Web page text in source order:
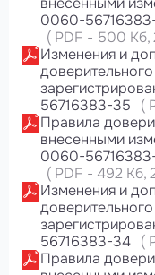
0060-
( PDF - 500 Кб,
Изменения и
56716383-35
(
Правила
внесенными
0060-
( PDF - 492 Кб,
Изменения и
56716383-34 (
Правила